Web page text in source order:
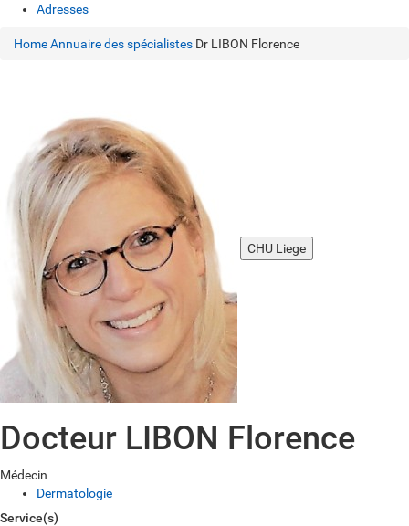
Adresses
HomeAnnuaire des spécialistes Dr LIBON Florence
CHU Liege
Docteur LIBON Florence
Médecin
Dermatologie
Service(s)